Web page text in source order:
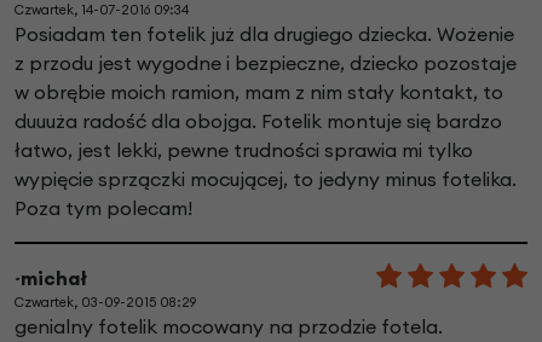
Czwartek, 14-07-2016 09:34
Posiadam ten fotelik już dla drugiego dziecka. Wożenie
z przodu jest wygodne i bezpieczne, dziecko pozostaje
w obrębie moich ramion, mam z nim stały kontakt, to
duuuża radość dla obojga. Fotelik montuje się bardzo
łatwo, jest lekki, pewne trudności sprawia mi tylko
wypięcie sprzączki mocującej, to jedyny minus fotelika.
Poza tym polecam!
~michał
Czwartek, 03-09-2015 08:29
genialny fotelik mocowany na przodzie fotela.